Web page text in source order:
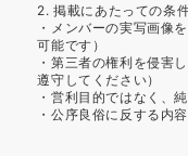
2. 掲載にあたっての条
・メンバーの実写画像
可能です）
・第三者の権利を侵害
遵守してください）
・営利目的ではなく、
・公序良俗に反する内